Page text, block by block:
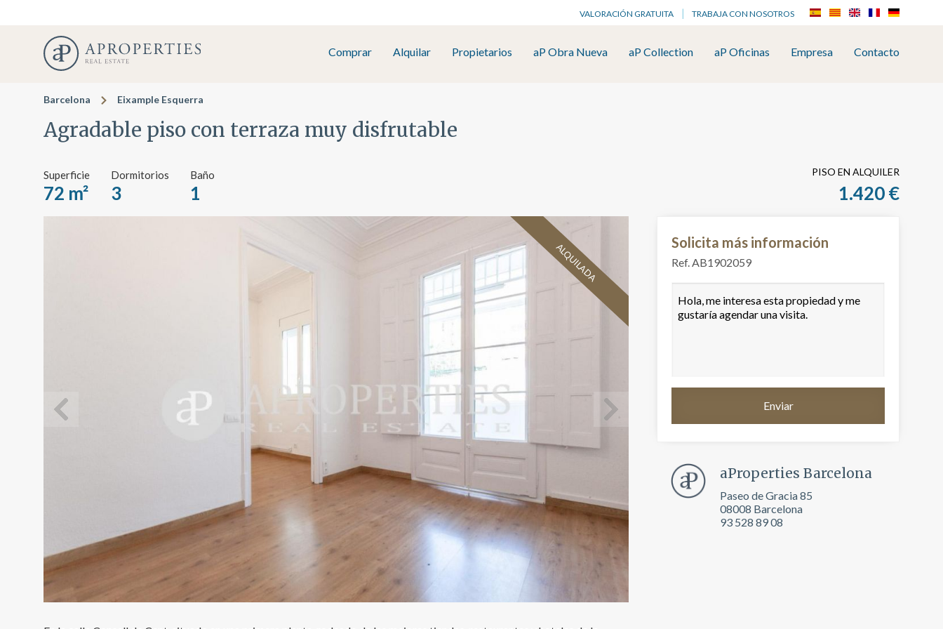
VALORACIÓN GRATUITA TRABAJA CON NOSOTROS
Comprar Alquilar Propietarios aP Obra Nueva aP Collection aP Oficinas Empresa Contacto
Barcelona Eixample Esquerra
Agradable piso con terraza muy disfrutable
Superficie
72 m²
Dormitorios
3
Baño
1
PISO EN ALQUILER
1.420 €
ALQUILADA Solicita más información
Ref. AB1902059
aProperties Barcelona
Paseo de Gracia 85
08008 Barcelona
93 528 89 08
Modificar cookies
Técnicas y funcionales
Siempre activas
Este sitio web utiliza Cookies propias para recopilar información con la finalidad de
mejorar nuestros servicios. Si continua navegando, supone la aceptación de la
instalación de las mismas. El usuario tiene la posibilidad de configurar su navegador
pudiendo, si así lo desea, impedir que sean instaladas en su disco duro, aunque
deberá tener en cuenta que dicha acción podrá ocasionar dificultades de navegación